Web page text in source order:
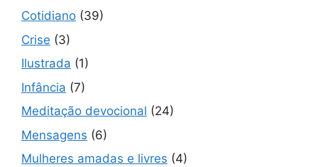
Cotidiano (39)
Crise (3)
Ilustrada (1)
Infância (7)
Meditação devocional (24)
Mensagens (6)
Mulheres amadas e livres (4)